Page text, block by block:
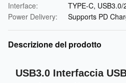
Interface:
TYPE-C, USB3.0/
Power Delivery:
Supports PD
Descrizione del prodotto
USB3.0 Interfaccia